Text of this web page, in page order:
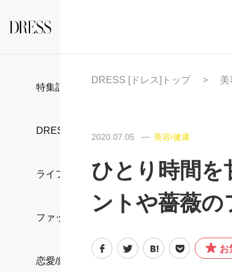
特集記事
DRESS部活
ライフスタイル
ファッション
恋愛/結婚/離婚
DRESS [ドレス]トップ 美
2020.07.05 美容/健康
ひとり時間を
ントや薔薇
お